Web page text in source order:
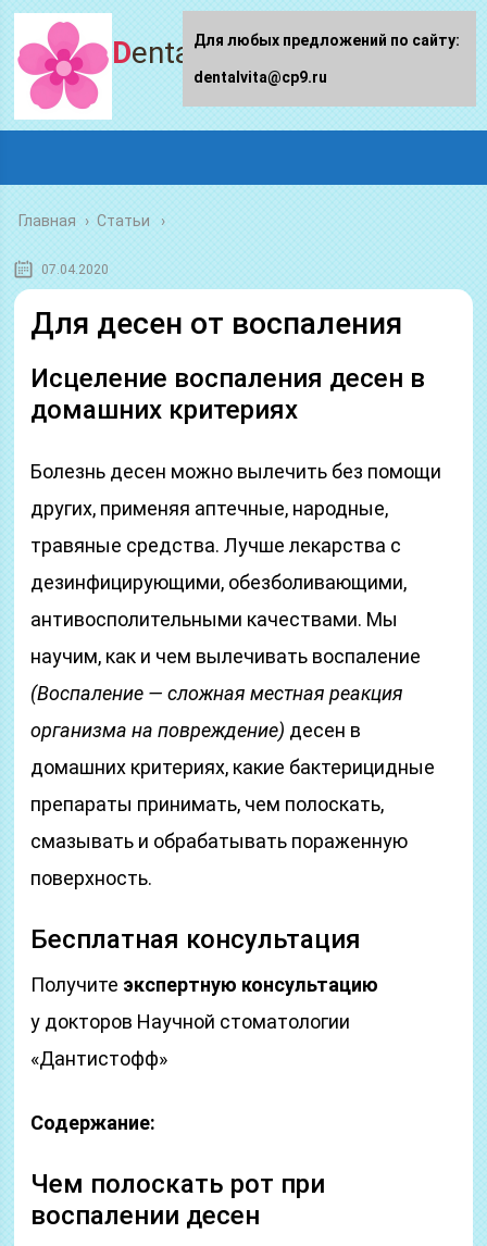
Dentalvita.ru
Главная › Статьи
07.04.2020
Для десен от воспаления
Исцеление воспаления десен в
домашних критериях
Болезнь десен можно вылечить без помощи
других, применяя аптечные, народные,
травяные средства. Лучше лекарства с
дезинфицирующими, обезболивающими,
антивосполительными качествами. Мы
научим, как и чем вылечивать воспаление
(Воспаление — сложная местная реакция
организма на повреждение) десен в
домашних критериях, какие бактерицидные
препараты принимать, чем полоскать,
смазывать и обрабатывать пораженную
поверхность.
Бесплатная консультация
Получите экспертную консультацию
у докторов Научной стоматологии
«Дантистофф»
Содержание:
Чем полоскать рот при
воспалении десен
Для любых предложений по сайту:
dentalvita@cp9.ru